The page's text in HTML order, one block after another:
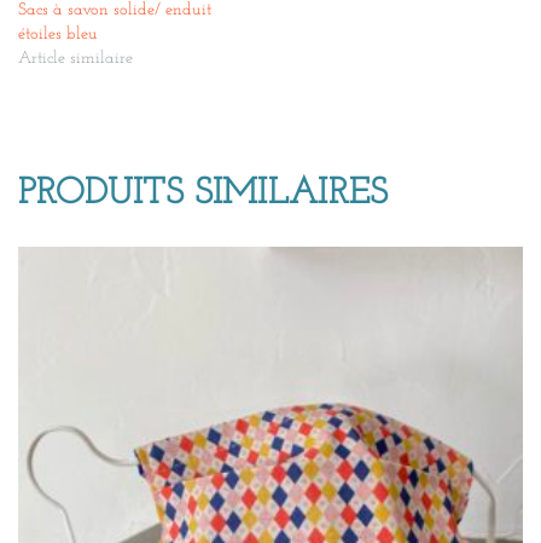
Sacs à savon solide/ enduit
étoiles bleu
Article similaire
PRODUITS SIMILAIRES